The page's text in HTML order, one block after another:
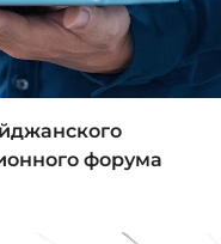
форума